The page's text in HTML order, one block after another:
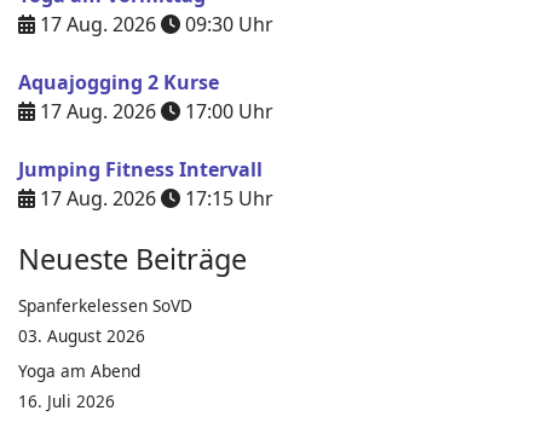
17 Aug. 2026
09:30 Uhr
Aquajogging 2 Kurse
17 Aug. 2026
17:00 Uhr
Jumping Fitness Intervall
17 Aug. 2026
17:15 Uhr
Neueste Beiträge
Spanferkelessen SoVD
03. August 2026
Yoga am Abend
16. Juli 2026